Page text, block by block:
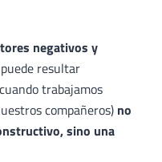
negativos y
resultar
trabajamos
compañeros) no
sino una